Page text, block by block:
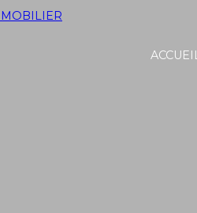
ACCUEIL